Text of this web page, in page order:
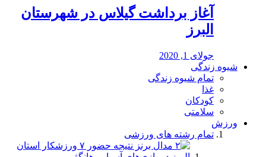
آغاز برداشت گیلاس در شهرستان
البرز
جولای 1, 2020
شیوه زندگی
تمام شیوه زندگی
غذا
کودکان
سلامتی
ورزش
تمام رشته های ورزشی